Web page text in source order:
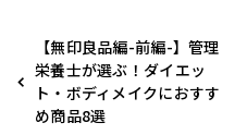
【無印良品編-前編-】管理
栄養士が選ぶ！ダイエッ
ト・ボディメイクにおすす
め商品8選